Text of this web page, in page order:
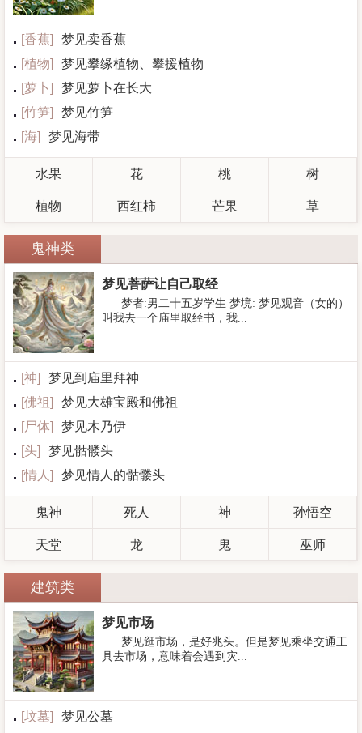
[香蕉]
梦见卖香蕉
[植物]
梦见攀缘植物、攀援植物
[萝卜]
梦见萝卜在长大
[竹笋]
梦见竹笋
[海] 梦见海带
水果 花 桃 树
植物 西红柿 芒果 草
鬼神类
梦见菩萨让自己取经
梦者:男二十五岁学生 梦境: 梦见观音（女的）
叫我去一个庙里取经书，我...
[神]
梦见到庙里拜神
[佛祖]
梦见大雄宝殿和佛祖
[尸体]
梦见木乃伊
[头]
梦见骷髅头
[情人 ] 梦见情人的骷髅头
鬼神 死人 神 孙悟空
天堂 龙 鬼 巫师
建筑类
梦见市场
梦见逛市场，是好兆头。但是梦见乘坐交通工
具去市场，意味着会遇到灾...
[坟墓]
梦见公墓